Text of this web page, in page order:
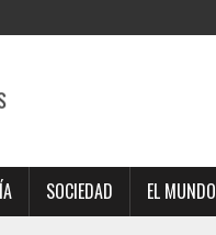
SOCIEDAD EL MUNDO